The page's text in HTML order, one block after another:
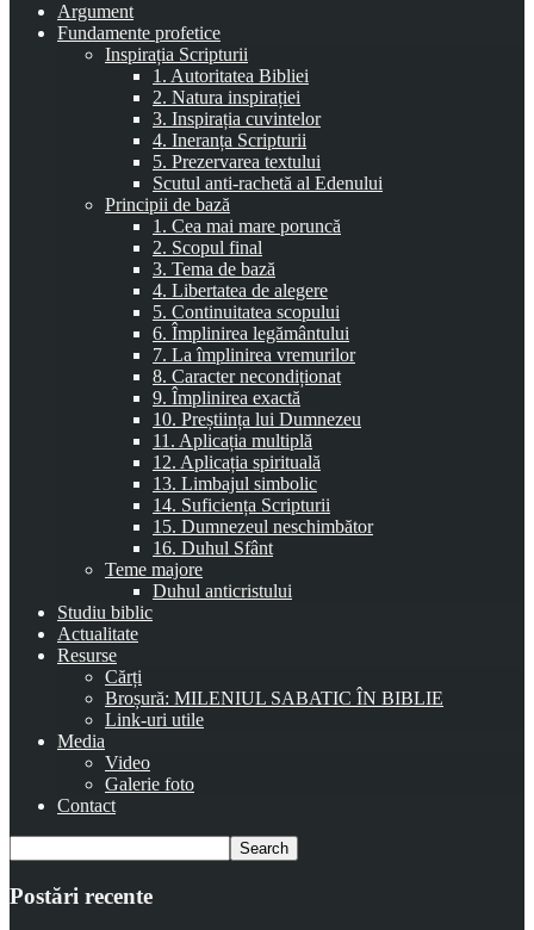
Argument
Fundamente profetice
Inspirația Scripturii
1. Autoritatea Bibliei
2. Natura inspirației
3. Inspirația cuvintelor
4. Ineranța Scripturii
5. Prezervarea textului
Scutul anti-rachetă al Edenului
Principii de bază
1. Cea mai mare poruncă
2. Scopul final
3. Tema de bază
4. Libertatea de alegere
5. Continuitatea scopului
6. Împlinirea legământului
7. La împlinirea vremurilor
8. Caracter necondiționat
9. Împlinirea exactă
10. Preștiința lui Dumnezeu
11. Aplicația multiplă
12. Aplicația spirituală
13. Limbajul simbolic
14. Suficiența Scripturii
15. Dumnezeul neschimbător
16. Duhul Sfânt
Teme majore
Duhul anticristului
Studiu biblic
Actualitate
Resurse
Cărți
Broșură: MILENIUL SABATIC ÎN BIBLIE
Link-uri utile
Media
Video
Galerie foto
Contact
Postări recente